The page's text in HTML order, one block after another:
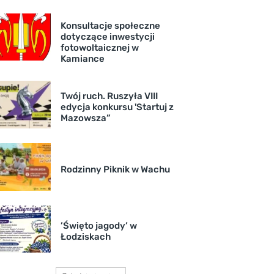
Konsultacje społeczne
dotyczące inwestycji
fotowoltaicznej w
Kamiance
Twój ruch. Ruszyła VIII
edycja konkursu 'Startuj z
Mazowsza”
Rodzinny Piknik w Wachu
’Święto jagody’ w
Łodziskach